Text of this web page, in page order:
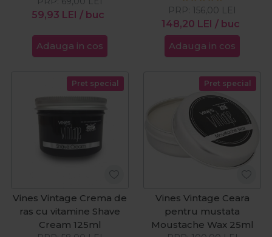
59,93 LEI / buc
Adauga in cos
1000ml
148,20 LEI / buc
PRP: 156,00 LEI
Adauga in cos
Pret special
Vines Vintage Crema de
ras cu vitamine Shave
Cream 125ml
Pret special
Vines Vintage Ceara
pentru mustata
Moustache Wax 25ml